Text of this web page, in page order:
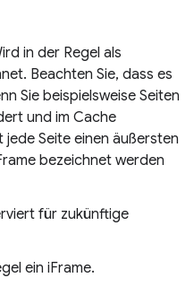
in der Regel als
Beachten Sie, dass es
Sie beispielsweise Seiten
und im Cache
Seite einen äußersten
bezeichnet werden
für zukünftige
ein iFrame.